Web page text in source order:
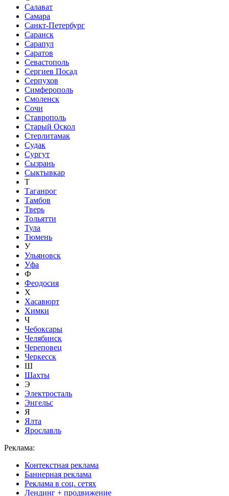
Салават
Самара
Санкт-Петербург
Саранск
Сарапул
Саратов
Севастополь
Сергиев Посад
Серпухов
Симферополь
Смоленск
Сочи
Ставрополь
Старый Оскол
Стерлитамак
Судак
Сургут
Сызрань
Сыктывкар
Т
Таганрог
Тамбов
Тверь
Тольятти
Тула
Тюмень
У
Ульяновск
Уфа
Ф
Феодосия
Х
Хасавюрт
Химки
Ч
Чебоксары
Челябинск
Череповец
Черкесск
Ш
Шахты
Э
Электросталь
Энгельс
Я
Ялта
Ярославль
Реклама:
Контекстная реклама
Баннерная реклама
Реклама в соц. сетях
Лендинг + продвижение